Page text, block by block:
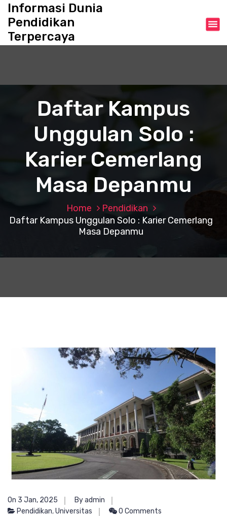
o
Informasi Dunia
Pendidikan
Terpercaya
Daftar Kampus
Unggulan Solo :
Karier Cemerlang
Masa Depanmu
Home
Pendidikan
Daftar Kampus Unggulan Solo : Karier Cemerlang
Masa Depanmu
On 3 Jan, 2025
By admin
Pendidikan,Universitas 0 Comments